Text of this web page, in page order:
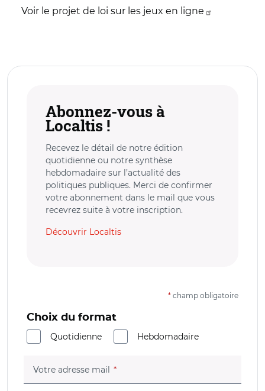
Voir le projet de loi sur les jeux en ligne
Abonnez-vous à
Localtis !
Recevez le détail de notre édition
quotidienne ou notre synthèse
hebdomadaire sur l’actualité des
politiques publiques. Merci de confirmer
votre abonnement dans le mail que vous
recevrez suite à votre inscription.
Découvrir Localtis
* champ obligatoire
Choix du format
Quotidienne
Hebdomadaire
Votre adresse mail (champ obligatoire)